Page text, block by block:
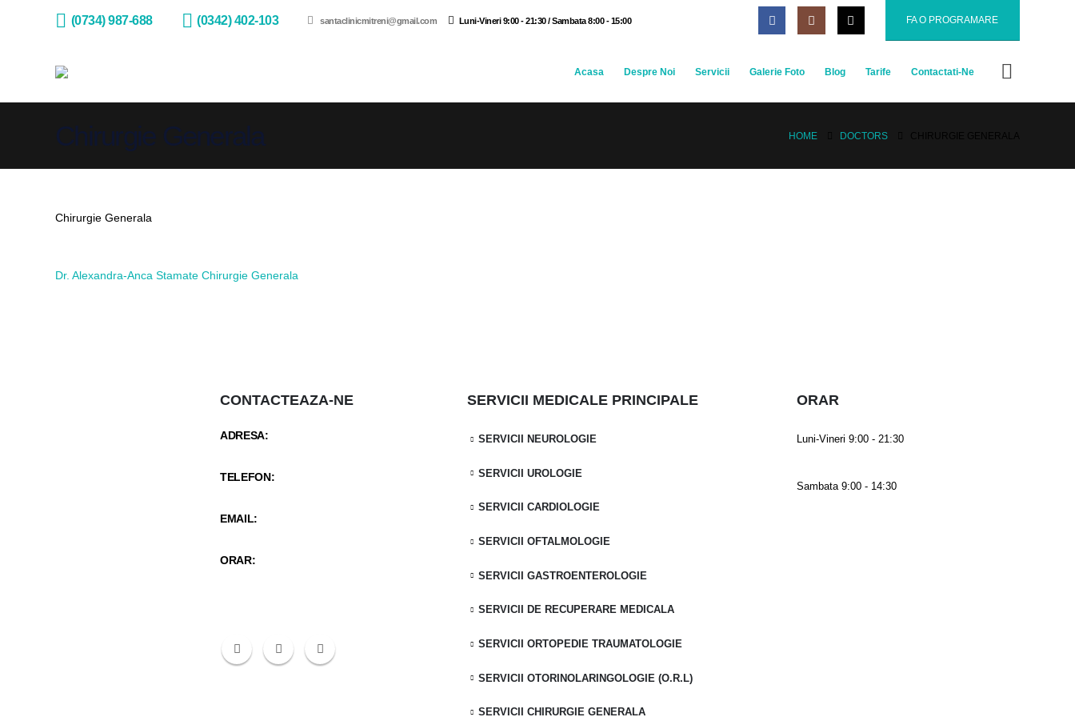
(0734) 987-688 (0342) 402-103 santaclinicmitreni@gmail.com Luni-Vineri 9:00 - 21:30 / Sambata 8:00 - 15:00 FA O PROGRAMARE
Acasa Despre Noi Servicii Galerie Foto Blog Tarife Contactati-Ne
Chirurgie Generala HOME DOCTORS
Chirurgie Generala
Dr. Alexandra-Anca Stamate Chirurgie Generala
CONTACTEAZA-NE
ADRESA:
TELEFON:
EMAIL:
ORAR:
SERVICII MEDICALE PRINCIPALE
SERVICII NEUROLOGIE
SERVICII UROLOGIE
SERVICII CARDIOLOGIE
SERVICII OFTALMOLOGIE
SERVICII GASTROENTEROLOGIE
SERVICII DE RECUPERARE MEDICALA
SERVICII ORTOPEDIE TRAUMATOLOGIE
SERVICII OTORINOLARINGOLOGIE (O.R.L)
SERVICII CHIRURGIE GENERALA
ORAR
Luni-Vineri 9:00 - 21:30
Sambata 9:00 - 14:30